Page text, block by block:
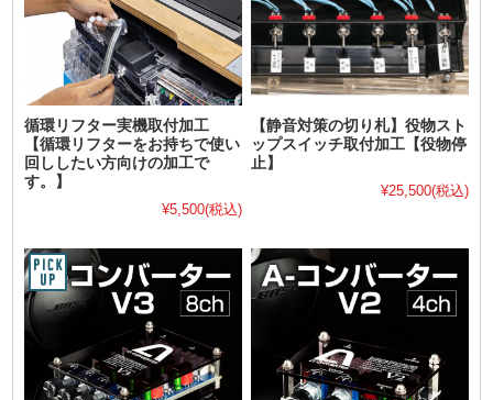
循環リフター実機取付加工
【循環リフターをお持ちで使い
回ししたい方向けの加工で
す。】
¥5,500(税込)
【静音対策の切り札】役物スト
ップスイッチ取付加工【役物停
止】
¥25,500(税込)